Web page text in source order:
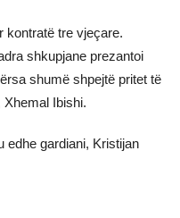
kontratë tre vjeçare.
shkupjane prezantoi
shumë shpejtë pritet të
Ibishi.
edhe gardiani, Kristijan